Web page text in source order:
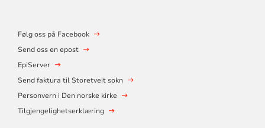
Følg oss på Facebook
Send oss en epost
EpiServer
Send faktura til Storetveit sokn
Personvern i Den norske kirke
Tilgjengelighetserklæring